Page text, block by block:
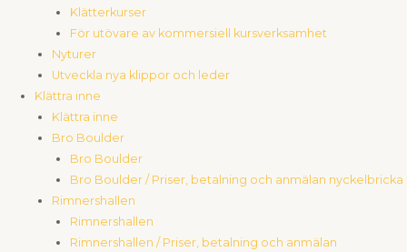
Klätterkurser
För utövare av kommersiell kursverksamhet
Nyturer
Utveckla nya klippor och leder
Klättra inne
Klättra inne
Bro Boulder
Bro Boulder
Bro Boulder / Priser, betalning och anmälan nyckelbricka
Rimnershallen
Rimnershallen
Rimnershallen / Priser, betalning och anmälan